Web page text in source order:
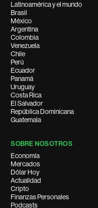
Latinoamérica y el mundo
Brasil
México
Argentina
Colombia
Venezuela
Chile
Perú
Ecuador
Panamá
Uruguay
Costa Rica
El Salvador
República Dominicana
Guatemala
SOBRE NOSOTROS
Economía
Mercados
Dólar Hoy
Actualidad
Cripto
Finanzas Personales
Podcasts